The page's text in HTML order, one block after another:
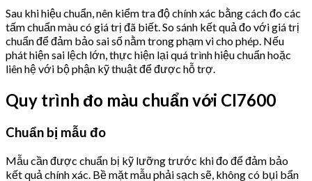
Sau khi hiệu chuẩn, nên kiểm tra độ chính xác bằng cách đo các
tấm chuẩn màu có giá trị đã biết. So sánh kết quả đo với giá trị
chuẩn để đảm bảo sai số nằm trong phạm vi cho phép. Nếu
phát hiện sai lệch lớn, thực hiện lại quá trình hiệu chuẩn hoặc
liên hệ với bộ phận kỹ thuật để được hỗ trợ.
Quy trình đo màu chuẩn với CI7600
Chuẩn bị mẫu đo
Mẫu cần được chuẩn bị kỹ lưỡng trước khi đo để đảm bảo
kết quả chính xác. Bề mặt mẫu phải sạch sẽ, không có bụi bẩn